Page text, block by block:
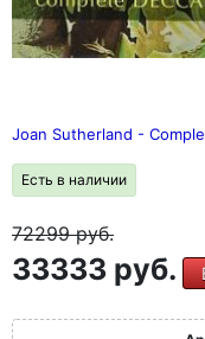
Joan Sutherland -
Есть в наличии
72299руб.
33333 руб.